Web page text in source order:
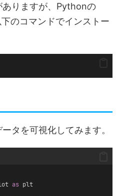
ありますが、Pythonの
のコマンドでインストー
タを可視化してみます。
as plt